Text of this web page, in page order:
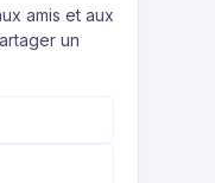
amis et aux
un